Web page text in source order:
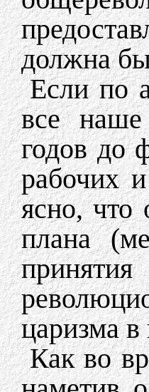
должна
Если по
все наше
годов до
рабочих
ясно, что
плана
царизма
Как во